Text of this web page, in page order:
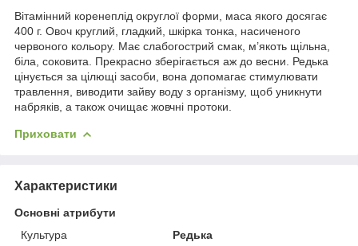
Вітамінний коренеплід округлої форми, маса якого досягає
400 г. Овоч круглий, гладкий, шкірка тонка, насиченого
червоного кольору. Має слабогострий смак, м’якоть щільна,
біла, соковита. Прекрасно зберігається аж до весни. Редька
цінується за цілющі засоби, вона допомагає стимулювати
травлення, виводити зайву воду з організму, щоб уникнути
набряків, а також очищає жовчні протоки.
Приховати
Характеристики
Основні атрибути
Культура
Редька